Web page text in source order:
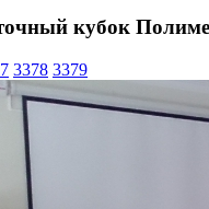
кубок
3378 3379